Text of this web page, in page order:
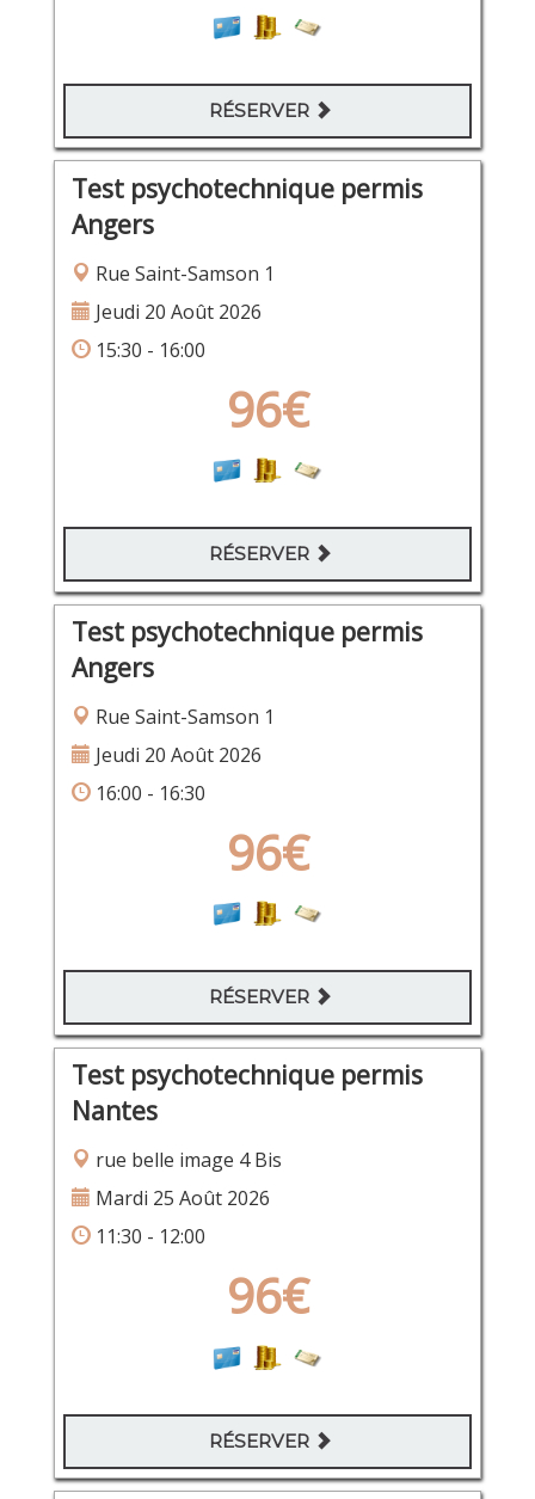
RÉSERVER
Test psychotechnique permis
Angers
Rue Saint-Samson 1
Jeudi 20 Août 2026
15:30 - 16:00
96€
RÉSERVER
Test psychotechnique permis
Angers
Rue Saint-Samson 1
Jeudi 20 Août 2026
16:00 - 16:30
96€
RÉSERVER
Test psychotechnique permis
Nantes
rue belle image 4 Bis
Mardi 25 Août 2026
11:30 - 12:00
96€
RÉSERVER